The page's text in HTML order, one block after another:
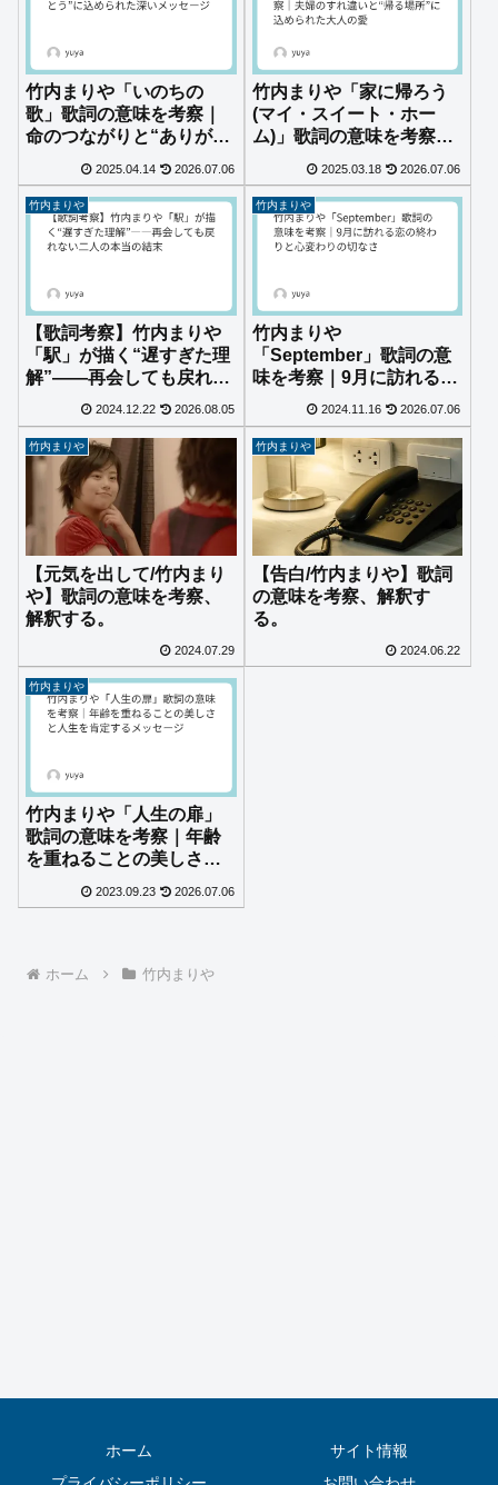
竹内まりや「いのちの
歌」歌詞の意味を考察｜
命のつながりと“ありがと
セージ
2025.04.14 2026.07.06
竹内まりや「家に帰ろう
(マイ・スイート・ホー
ム)」歌詞の意味を考察｜
所”に込められた大人の愛
2025.03.18 2026.07.06
竹内まりや
【歌詞考察】竹内まりや
「駅」が描く“遅すぎた理
解”――再会しても戻れな
い二人の本当の結末
2024.12.22 2026.08.05
竹内まりや
竹内まりや
「September」歌詞の意
味を考察｜9月に訪れる恋
の終わりと心変わりの切
なさ
2024.11.16 2026.07.06
竹内まりや
【元気を出して/竹内まり
や】歌詞の意味を考察、
解釈する。
2024.07.29
竹内まりや
【告白/竹内まりや】歌詞
の意味を考察、解釈す
る。
2024.06.22
竹内まりや
竹内まりや「人生の扉」
歌詞の意味を考察｜年齢
を重ねることの美しさと
ジ
2023.09.23 2026.07.06
ホーム 竹内まりや
ホーム
サイト情報